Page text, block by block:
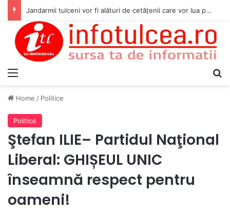
Jandarmii tulceni vor fi alături de cetățenii care vor lua parte la Festivalul Folk Țestos
Home / Politice
Politice
Ştefan ILIE– Partidul Naţional
Liberal: GHIȘEUL UNIC
înseamnă respect pentru
oameni!